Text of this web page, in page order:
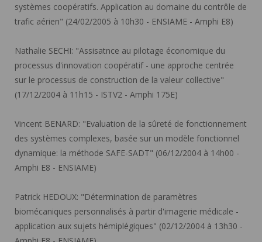
systèmes coopératifs. Application au domaine du contrôle de
trafic aérien" (24/02/2005 à 10h30 - ENSIAME - Amphi E8)
Nathalie SECHI: "Assisatnce au pilotage économique du
processus d'innovation coopératif - une approche centrée
sur le processus de construction de la valeur collective"
(17/12/2004 à 11h15 - ISTV2 - Amphi 175E)
Vincent BENARD: "Evaluation de la sûreté de fonctionnement
des systèmes complexes, basée sur un modèle fonctionnel
dynamique: la méthode SAFE-SADT" (06/12/2004 à 14h00 -
Amphi E8 - ENSIAME)
Patrick HEDOUX: "Détermination de paramètres
biomécaniques personnalisés à partir d'imagerie médicale -
application aux sujets hémiplégiques" (02/12/2004 à 13h30 -